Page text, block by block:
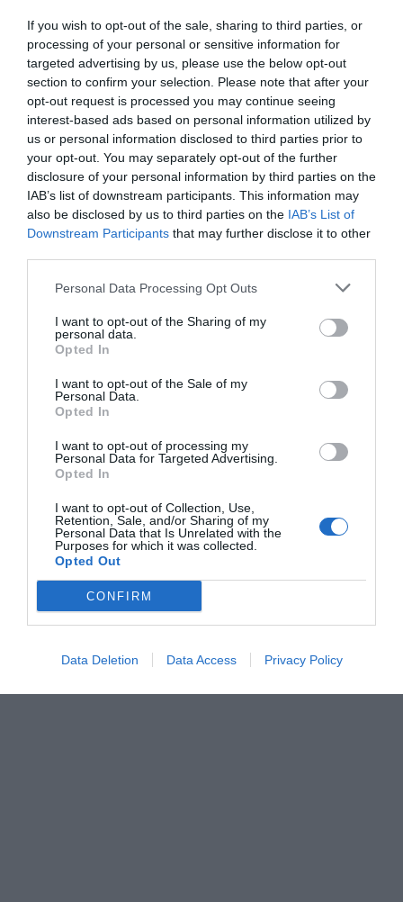
If you wish to opt-out of the sale, sharing to third parties, or
processing of your personal or sensitive information for
targeted advertising by us, please use the below opt-out
section to confirm your selection. Please note that after your
opt-out request is processed you may continue seeing
interest-based ads based on personal information utilized by
us or personal information disclosed to third parties prior to
your opt-out. You may separately opt-out of the further
disclosure of your personal information by third parties on the
IAB’s list of downstream participants. This information may
also be disclosed by us to third parties on the IAB’s List of
Downstream Participants that may further disclose it to other
Personal Data Processing Opt Outs
I want to opt-out of the Sharing of my
personal data.
Opted In
I want to opt-out of the Sale of my
Personal Data.
Opted In
I want to opt-out of processing my
Personal Data for Targeted Advertising.
Opted In
I want to opt-out of Collection, Use,
Retention, Sale, and/or Sharing of my
Personal Data that Is Unrelated with the
Purposes for which it was collected.
Opted Out
CONFIRM
Data Deletion Data Access Privacy Policy
λεωφορειακές γραμμές – Καταργούνται
οι Νο 6 και Νο 7
Αρκετές αλλαγές σε λεωφορειακές γραμμές του εντός
του πολεοδομικού συγκροτήματος Θεσσαλονίκης
φέρνει η επικείμενη έναρξη της λειτουργίας...
Περισσότερα...
Τελευταία νέα